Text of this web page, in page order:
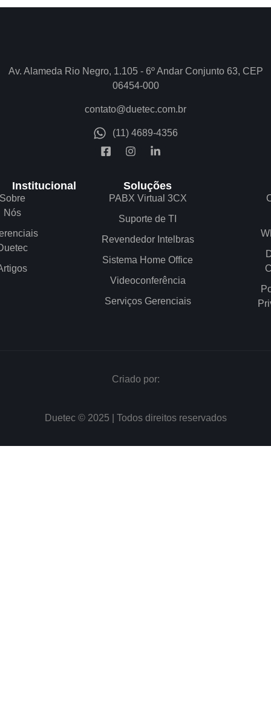
Av. Alameda Rio Negro, 1.105 - 6º Andar Conjunto 63, CEP
06454-000
contato@duetec.com.br
(11) 4689-4356
Institucional
Nós
Soluções
PABX Virtual 3CX
Suporte de TI
Revendedor Intelbras
Sistema Home Office
Videoconferência
Serviços Gerenciais
Criado por:
Duetec © 2025 | Todos direitos reservados